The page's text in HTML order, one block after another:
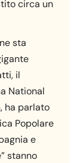
circa un
sta
il
National
ha parlato
Popolare
e
stanno